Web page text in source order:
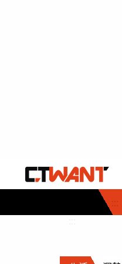
:::
社會首頁
時事
調查